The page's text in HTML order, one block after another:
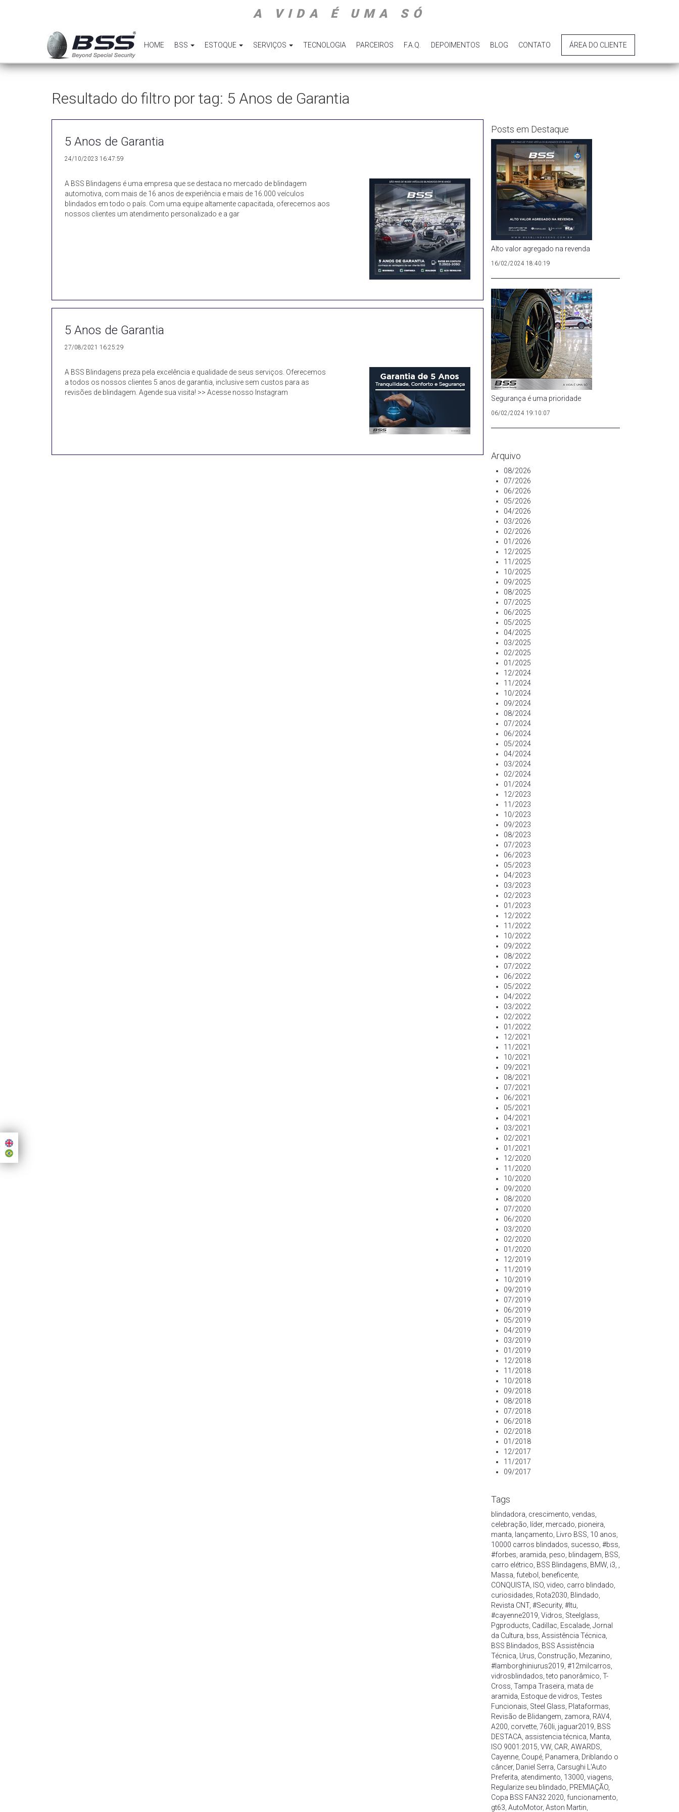
A VIDA É UMA SÓ
HOME BSS ESTOQUE SERVIÇOS TECNOLOGIA PARCEIROS F.A.Q. DEPOIMENTOS BLOG CONTATO ÁREA DO CLIENTE
Resultado do filtro por tag: 5 Anos de Garantia
5 Anos de Garantia
24/10/2023 16:47:59
A BSS Blindagens é uma empresa que se destaca no mercado de blindagem
automotiva, com mais de 16 anos de experiência e mais de 16.000 veículos
blindados em todo o país. Com uma equipe altamente capacitada, oferecemos aos
nossos clientes um atendimento personalizado e a gar
5 Anos de Garantia
27/08/2021 16:25:29
A BSS Blindagens preza pela excelência e qualidade de seus serviços. Oferecemos
a todos os nossos clientes 5 anos de garantia, inclusive sem custos para as
revisões de blindagem. Agende sua visita! >> Acesse nosso Instagram
Posts em Destaque
Alto valor agregado na revenda
16/02/2024 18:40:19
Segurança é uma prioridade
06/02/2024 19:10:07
Arquivo
08/2026
07/2026
06/2026
05/2026
04/2026
03/2026
02/2026
01/2026
12/2025
11/2025
10/2025
09/2025
08/2025
07/2025
06/2025
05/2025
04/2025
03/2025
02/2025
01/2025
12/2024
11/2024
10/2024
09/2024
08/2024
07/2024
06/2024
05/2024
04/2024
03/2024
02/2024
01/2024
12/2023
11/2023
10/2023
09/2023
08/2023
07/2023
06/2023
05/2023
04/2023
03/2023
02/2023
01/2023
12/2022
11/2022
10/2022
09/2022
08/2022
07/2022
06/2022
05/2022
04/2022
03/2022
02/2022
01/2022
12/2021
11/2021
10/2021
09/2021
08/2021
07/2021
06/2021
05/2021
04/2021
03/2021
02/2021
01/2021
12/2020
11/2020
10/2020
09/2020
08/2020
07/2020
06/2020
03/2020
02/2020
01/2020
12/2019
11/2019
10/2019
09/2019
07/2019
06/2019
05/2019
04/2019
03/2019
01/2019
12/2018
11/2018
10/2018
09/2018
08/2018
07/2018
06/2018
02/2018
01/2018
12/2017
11/2017
09/2017
Tags
blindadora crescimento vendas
celebração
líder, mercado pioneira
manta
lançamento Livro BSS 10 anos
10000 carros blindados sucesso #bss
#forbes aramida peso blindagem BSS
carro elétrico BSS Blindagens BMW i3
Massa futebol beneficente
CONQUISTA
ISO video carro blindado
curiosidades Rota2030 Blindado
Revista CNT, #Security, #Itu
#cayenne2019 Vidros Steelglass
Pgproducts Cadillac Escalade Jornal
da Cultura bss Assistência Técnica
BSS Blindados BSS Assistência
Técnica Urus Construção Mezanino
#lamborghiniurus2019 #12milcarros
vidrosblindados ,teto panorâmico T-
Cross Tampa Traseira mata de
aramida Estoque de vidros Testes
Funcionais Steel Glass Plataformas
Revisão de Blidangem zamora RAV4
A200 corvette 760li jaguar2019 BSS
DESTACA assistencia técnica Manta
ISO 9001:2015 VW CAR AWARDS
Cayenne Coupé Panamera Driblando o
câncer, Daniel Serra Carsughi L'Auto
Preferita atendimento 13000 viagens
Regularize seu blindado PREMIAÇÃO
Copa BSS FAN32 2020 funcionamento
gt63 AutoMotor, Aston Martin